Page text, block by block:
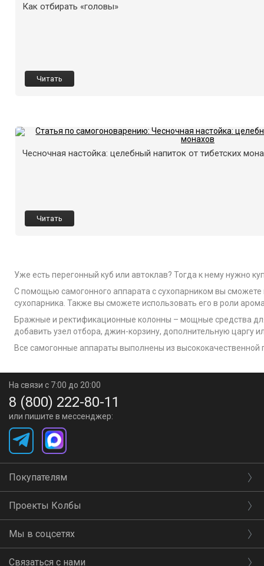
Как отбирать «головы»
Читать
Чесночная настойка: целебный напиток от тибетских
Читать
Уже есть перегонный куб или автоклав? Тогда к нему нужно
С помощью самогонного аппарата с сухопарником вы
сухопарника. Также вы сможете использовать его в роли
Бражные и ректификационные колонны – мощные средства
добавить узел отбора, джин-корзину, дополнительную царгу
Все самогонные аппараты выполнены из
На связи с 7:00 до 20:00
8 (800) 222-80-11
или пишите в мессенджер:
Покупателям
Проекты Колбы
Мы в соцсетях
Связаться с нами